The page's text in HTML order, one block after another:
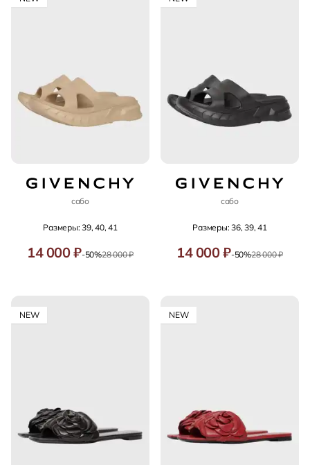
сабо
Размеры: 39, 40, 41
14 000 ₽-50%28 000 ₽
сабо
Размеры: 36, 39, 41
14 000 ₽-50%28 000 ₽
NEW NEW